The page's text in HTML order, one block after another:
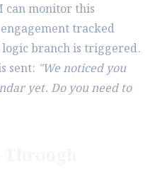
can monitor this
tracked
branch is triggered.
sent: "We noticed you
yet. Do you need to